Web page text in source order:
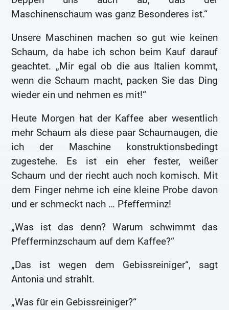
Maschinenschaum was ganz Besonderes ist.“
Unsere Maschinen machen so gut wie keinen
Schaum, da habe ich schon beim Kauf darauf
geachtet. „Mir egal ob die aus Italien kommt,
wenn die Schaum macht, packen Sie das Ding
wieder ein und nehmen es mit!“
Heute Morgen hat der Kaffee aber wesentlich
mehr Schaum als diese paar Schaumaugen, die
ich der Maschine konstruktionsbedingt
zugestehe. Es ist ein eher fester, weißer
Schaum und der riecht auch noch komisch. Mit
dem Finger nehme ich eine kleine Probe davon
und er schmeckt nach … Pfefferminz!
„Was ist das denn? Warum schwimmt das
Pfefferminzschaum auf dem Kaffee?“
„Das ist wegen dem Gebissreiniger“, sagt
Antonia und strahlt.
„Was für ein Gebissreiniger?“